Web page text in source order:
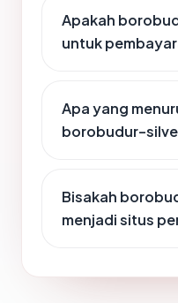
Apakah
untuk
Apa yang
borobudur-
Bisakah
menjadi situs